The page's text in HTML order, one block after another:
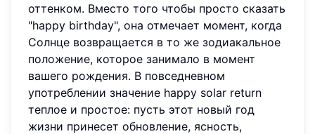
оттенком. Вместо того чтобы просто сказать
"happy birthday", она отмечает момент, когда
Солнце возвращается в то же зодиакальное
положение, которое занимало в момент
вашего рождения. В повседневном
употреблении значение happy solar return
теплое и простое: пусть этот новый год
жизни принесет обновление, ясность,